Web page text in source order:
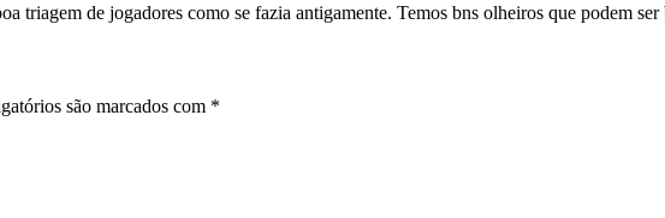
triagem de jogadores como se fazia antigamente. Temos bns olheiros que podem
são marcados com *